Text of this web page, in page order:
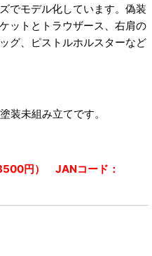
でモデル化しています。偽装
ットとトラウザース、右肩の
グ、ピストルホルスターなど
装未組み立てです。
円） JANコード：